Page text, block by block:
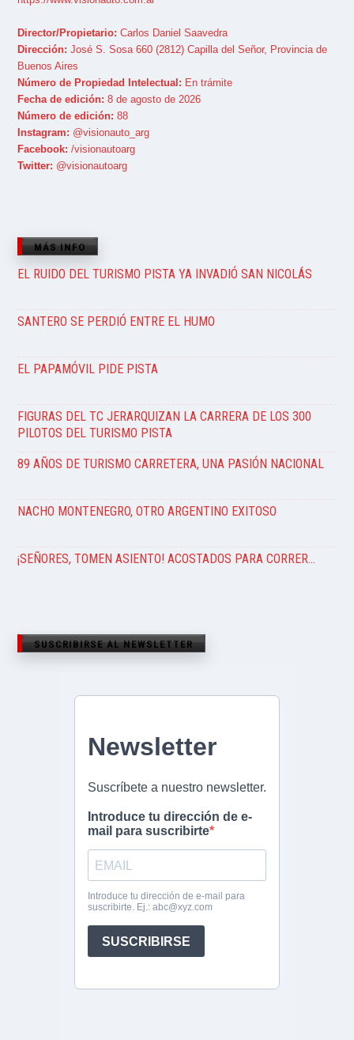
Director/Propietario: Carlos Daniel Saavedra
Dirección: José S. Sosa 660 (2812) Capilla del Señor, Provincia de
Buenos Aires
Número de Propiedad Intelectual: En trámite
Fecha de edición: 8 de agosto de 2026
Número de edición: 88
Instagram: @visionauto_arg
Facebook: /visionautoarg
Twitter: @visionautoarg
MÁS INFO
EL RUIDO DEL TURISMO PISTA YA INVADIÓ SAN NICOLÁS
SANTERO SE PERDIÓ ENTRE EL HUMO
EL PAPAMÓVIL PIDE PISTA
FIGURAS DEL TC JERARQUIZAN LA CARRERA DE LOS 300
PILOTOS DEL TURISMO PISTA
89 AÑOS DE TURISMO CARRETERA, UNA PASIÓN NACIONAL
NACHO MONTENEGRO, OTRO ARGENTINO EXITOSO
¡SEÑORES, TOMEN ASIENTO! ACOSTADOS PARA CORRER…
SUSCRIBIRSE AL NEWSLETTER